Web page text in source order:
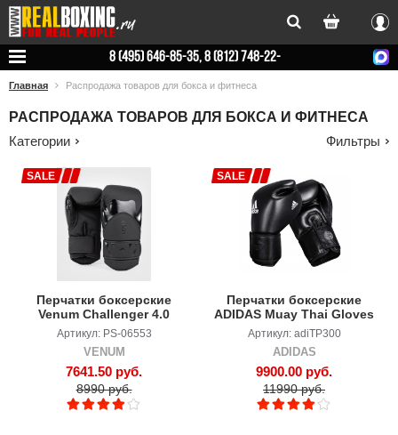
Вход
8 (495) 646-85-35, 8 (812) 748-22-
Главная Распродажа товаров для бокса и фитнеса
РАСПРОДАЖА ТОВАРОВ ДЛЯ БОКСА И ФИТНЕСА
Категории
Фильтры
SALE
Перчатки боксерские
Venum Challenger 4.0
Black/Black
Артикул: PS-06553
VENUM
7641.50 руб.
8990 руб.
SALE
Перчатки боксерские
ADIDAS Muay Thai Gloves
300
Артикул: adiTP300
ADIDAS
9900.00 руб.
11990 руб.